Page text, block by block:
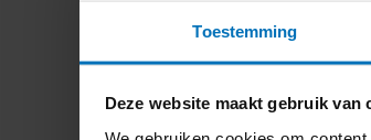
Toestemming
Deze website maakt gebruik van